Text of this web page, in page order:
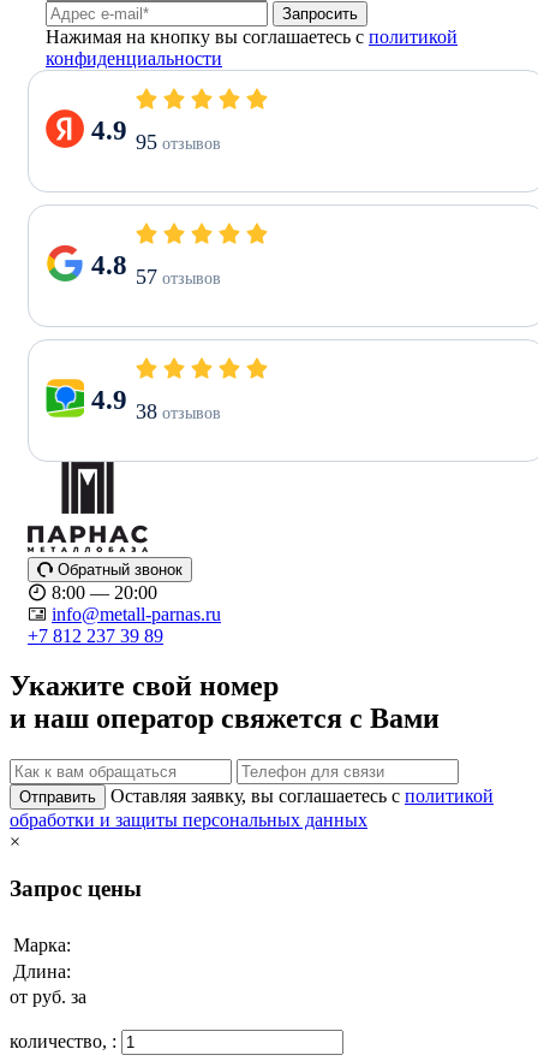
Запросить
Нажимая на кнопку вы соглашаетесь с политикой
конфиденциальности
4.9 95 отзывов
4.8 57 отзывов
4.9 38 отзывов
Обратный звонок
8:00 — 20:00
info@metall-parnas.ru
+7 812 237 39 89
Укажите свой номер
и наш оператор свяжется с Вами
Отправить Оставляя заявку, вы соглашаетесь с политикой
обработки и защиты персональных данных
×
Запрос цены
Марка:
Длина:
от руб. за
количество, :